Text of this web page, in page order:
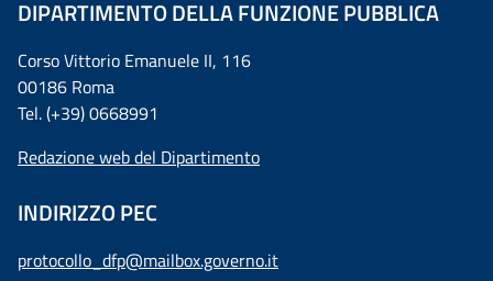
DIPARTIMENTO DELLA FUNZIONE PUBBLICA
Corso Vittorio Emanuele II, 116
00186 Roma
Tel. (+39) 0668991
Redazione web del Dipartimento
INDIRIZZO PEC
protocollo_dfp@mailbox.governo.it